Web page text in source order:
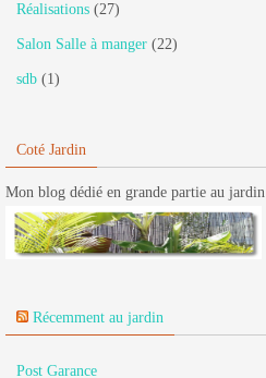
Réalisations (27)
Salon Salle à manger (22)
sdb (1)
Coté Jardin
Mon blog dédié en grande partie au jardin
Récemment au jardin
Post Garance